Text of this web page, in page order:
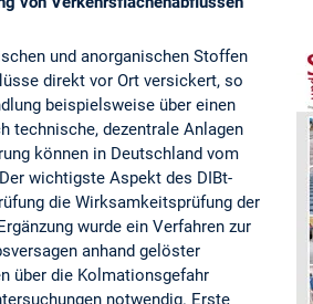
und anorganischen Stoffen
direkt vor Ort versickert, so
beispielsweise über einen
technische, dezentrale Anlagen
können in Deutschland vom
wichtigste Aspekt des DIBt-
die Wirksamkeitsprüfung der
wurde ein Verfahren zur
anhand gelöster
über die Kolmationsgefahr
notwendig. Erste